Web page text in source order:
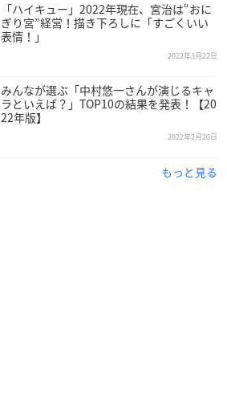
「ハイキュー」2022年現在、宮治は“おに
ぎり宮”経営！描き下ろしに「すごくいい
表情！」
2022年3月22日
みんなが選ぶ「中村悠一さんが演じるキャ
ラといえば？」TOP10の結果を発表！【20
22年版】
2022年2月20日
もっと見る